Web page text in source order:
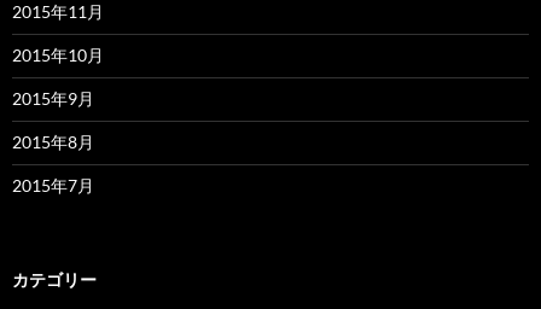
2015年11月
2015年10月
2015年9月
2015年8月
2015年7月
カテゴリー